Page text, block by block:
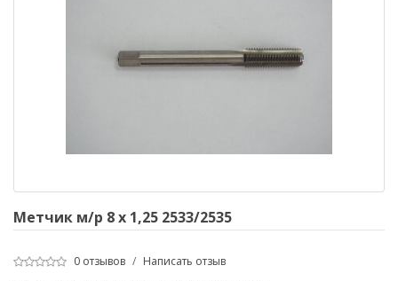
Метчик м/р 8 х 1,25 2533/2535
0 отзывов / Написать отзыв